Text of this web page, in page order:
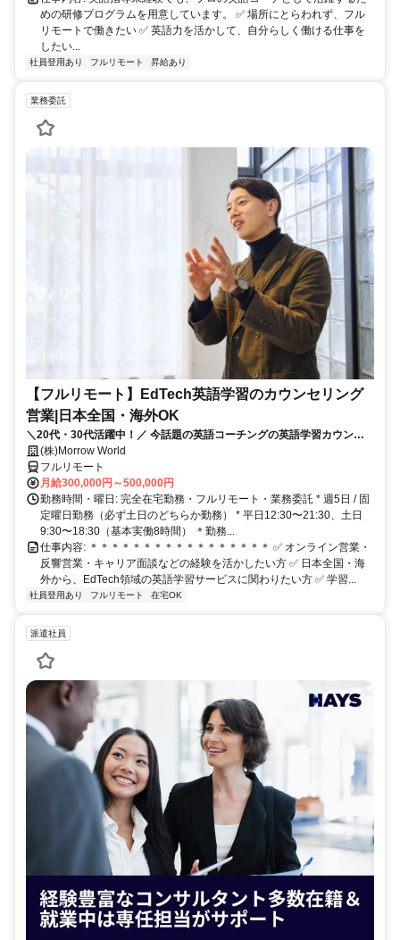
めの研修プログラムを用意しています。 ✅ 場所にとらわれず、フル
リモートで働きたい ✅ 英語力を活かして、自分らしく働ける仕事を
したい...
社員登用あり フルリモート 昇給あり
業務委託
【フルリモート】EdTech英語学習のカウンセリング
営業|日本全国・海外OK
＼20代・30代活躍中！／ 今話題の英語コーチングの英語学習カウンセ
ラー✨ 全国・海外どこからでも応募・勤務可能◎
(株)Morrow World
フルリモート
月給300,000円～500,000円
勤務時間・曜日: 完全在宅勤務・フルリモート・業務委託 * 週5日 / 固
定曜日勤務（必ず土日のどちらか勤務） * 平日12:30〜21:30、土日
9:30〜18:30（基本実働8時間） ＊勤務...
仕事内容: ＊＊＊＊＊＊＊＊＊＊＊＊＊＊＊＊＊ ✅ オンライン営業・
反響営業・キャリア面談などの経験を活かしたい方 ✅ 日本全国・海
外から、EdTech領域の英語学習サービスに関わりたい方 ✅ 学習...
社員登用あり フルリモート 在宅OK
派遣社員